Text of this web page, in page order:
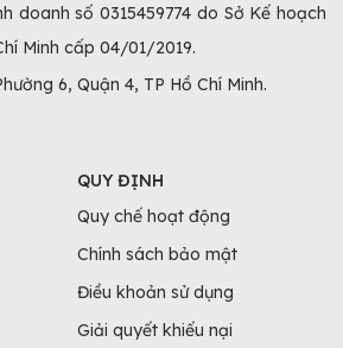
doanh số 0315459774 do Sở Kế hoạch
Minh cấp 04/01/2019.
6, Quận 4, TP Hồ Chí Minh.
QUY ĐỊNH
Quy chế hoạt động
Chính sách bảo mật
Điều khoản sử dụng
Giải quyết khiếu nại